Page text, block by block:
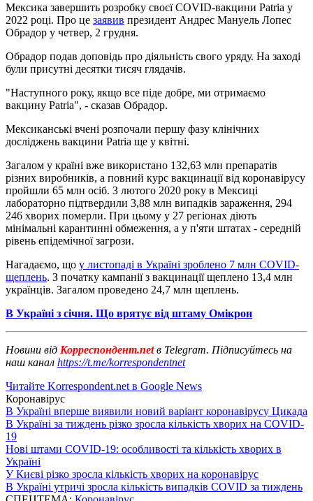
Мексика завершить розробку своєї COVID-вакцини Patria у
2022 році. Про це заявив президент Андрес Мануель Лопес
Обрадор у четвер, 2 грудня.
Обрадор подав доповідь про діяльність свого уряду. На заході
були присутні десятки тисяч глядачів.
"Наступного року, якщо все піде добре, ми отримаємо
вакцину Patria", - сказав Обрадор.
Мексиканські вчені розпочали першу фазу клінічних
досліджень вакцини Patria ще у квітні.
Загалом у країні вже використано 132,63 млн препаратів
різних виробників, а повний курс вакцинації від коронавірусу
пройшли 65 млн осіб. З лютого 2020 року в Мексиці
лабораторно підтвердили 3,88 млн випадків зараження, 294
246 хворих померли. При цьому у 27 регіонах діють
мінімальні карантинні обмеження, а у п'яти штатах - середній
рівень епідемічної загрози.
Нагадаємо, що у листопаді в Україні зроблено 7 млн ​​COVID-
щеплень. З початку кампанії з вакцинації щеплено 13,4 млн
українців. Загалом проведено 24,7 млн ​​щеплень.
В Україні з січня. Що врятує від штаму Омікрон
Новини від Корреспондент.netв Telegram. Підписуйтесь на
наш канал https://t.me/korrespondentnet
Читайте Korrespondent.net в Google News
Коронавірус
В Україні вперше виявили новий варіант коронавірусу Цикада
В Україні за тиждень різко зросла кількість хворих на COVID-
19
Нові штами COVID-19: особливості та кількість хворих в
Україні
У Києві різко зросла кількість хворих на коронавірус
В Україні утричі зросла кількість випадків COVID за тиждень